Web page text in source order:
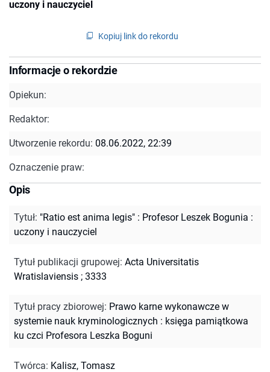
uczony i nauczyciel
Kopiuj link do rekordu
Informacje o rekordzie
Opiekun:
Redaktor:
Utworzenie rekordu: 08.06.2022, 22:39
Oznaczenie praw:
Opis
Tytuł: "Ratio est anima legis" : Profesor Leszek Bogunia :
uczony i nauczyciel
Tytuł publikacji grupowej: Acta Universitatis
Wratislaviensis ; 3333
Tytuł pracy zbiorowej: Prawo karne wykonawcze w
systemie nauk kryminologicznych : księga pamiątkowa
ku czci Profesora Leszka Boguni
Twórca: Kalisz, Tomasz